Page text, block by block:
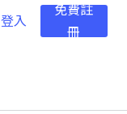
登入
免費註
冊